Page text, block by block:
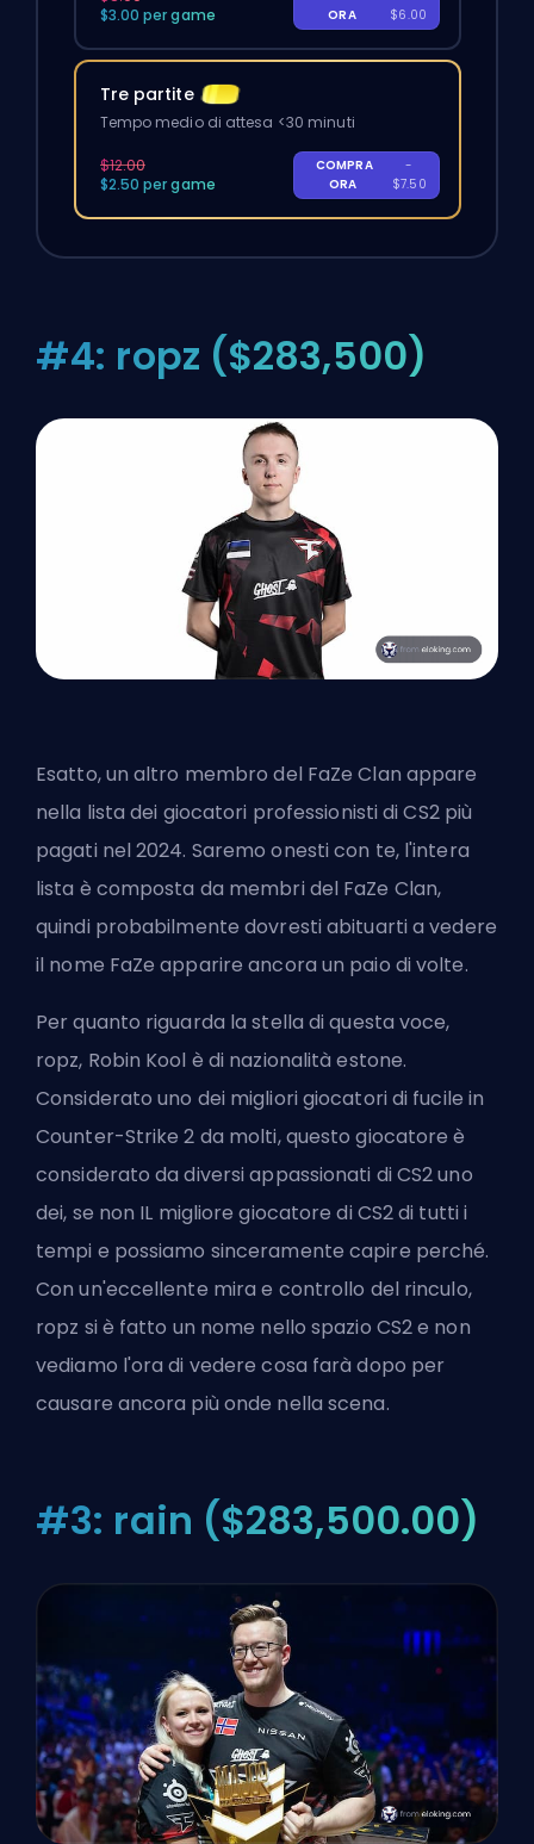
$3.00 per game
ORA
$6.00
Tre partite
Tempo medio di attesa <30 minuti
$12.00
$2.50 per game
COMPRA
ORA
-
$7.50
#4: ropz ($283,500)
Esatto, un altro membro del FaZe Clan appare
nella lista dei giocatori professionisti di CS2 più
pagati nel 2024. Saremo onesti con te, l'intera
lista è composta da membri del FaZe Clan,
quindi probabilmente dovresti abituarti a vedere
il nome FaZe apparire ancora un paio di volte.
Per quanto riguarda la stella di questa voce,
ropz, Robin Kool è di nazionalità estone.
Considerato uno dei migliori giocatori di fucile in
Counter-Strike 2 da molti, questo giocatore è
considerato da diversi appassionati di CS2 uno
dei, se non IL migliore giocatore di CS2 di tutti i
tempi e possiamo sinceramente capire perché.
Con un'eccellente mira e controllo del rinculo,
ropz si è fatto un nome nello spazio CS2 e non
vediamo l'ora di vedere cosa farà dopo per
causare ancora più onde nella scena.
#3: rain ($283,500.00)